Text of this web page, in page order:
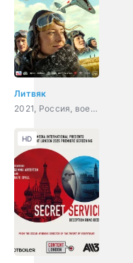
Литвяк
2021, Россия, военный, история, биография
HD